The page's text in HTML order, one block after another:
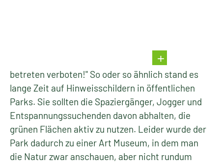
betreten verboten!" So oder so ähnlich stand es
lange Zeit auf Hinweisschildern in öffentlichen
Parks. Sie sollten die Spaziergänger, Jogger und
Entspannungssuchenden davon abhalten, die
grünen Flächen aktiv zu nutzen. Leider wurde der
Park dadurch zu einer Art Museum, in dem man
die Natur zwar anschauen, aber nicht rundum